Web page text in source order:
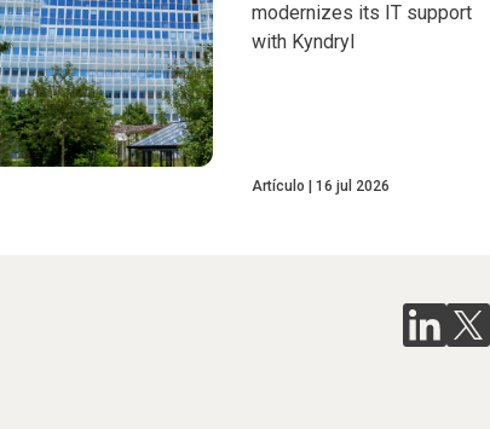
modernizes its IT support
with Kyndryl
Artículo 16 jul 2026